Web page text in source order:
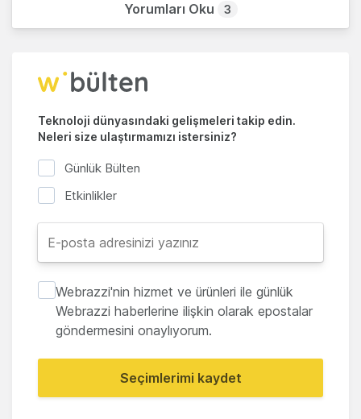
Yorumları Oku 3
Teknoloji dünyasındaki gelişmeleri takip edin.
Neleri size ulaştırmamızı istersiniz?
Günlük Bülten
Etkinlikler
Webrazzi'nin hizmet ve ürünleri ile günlük
Webrazzi haberlerine ilişkin olarak epostalar
göndermesini onaylıyorum.
Seçimlerimi kaydet